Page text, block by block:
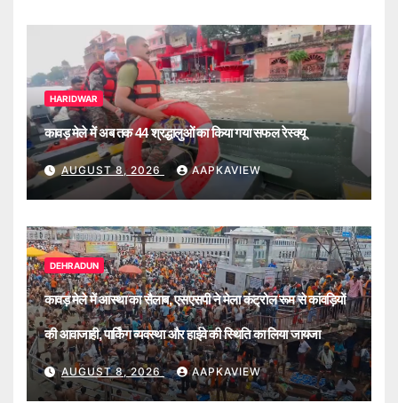
HARIDWAR
कावड़ मेले में अब तक 44 श्रद्धालुओं का किया गया सफल रेस्क्यू
AUGUST 8, 2026 AAPKAVIEW
DEHRADUN
कावड़ मेले में आस्था का सैलाब, एसएसपी ने मेला कंट्रोल रूम से कांवड़ियों
की आवाजाही, पार्किंग व्यवस्था और हाईवे की स्थिति का लिया जायजा
AUGUST 8, 2026 AAPKAVIEW